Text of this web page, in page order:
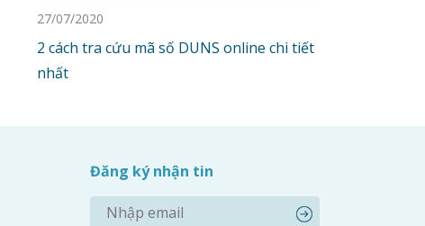
27/07/2020
2 cách tra cứu mã số DUNS online chi tiết
nhất
Đăng ký nhận tin